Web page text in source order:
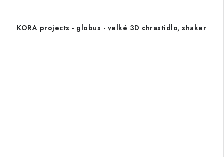
KORA projects - globus - velké 3D chrastidlo, shaker